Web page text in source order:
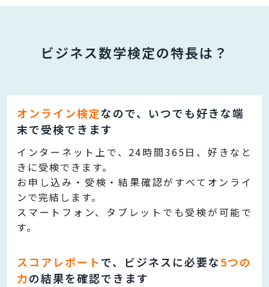
ビジネス数学検定の特長は？
オンライン検定なので、いつでも好きな端
末で受検できます
インターネット上で、24時間365日、好きなと
きに受検できます。
お申し込み・受検・結果確認がすべてオンライ
ンで完結します。
スマートフォン、タブレットでも受検が可能で
す。
スコアレポートで、ビジネスに必要な5つの
力の結果を確認できます